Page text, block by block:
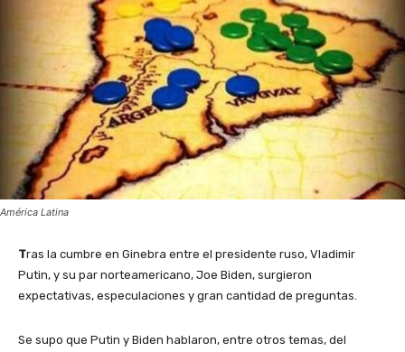
América Latina
Tras la cumbre en Ginebra entre el presidente ruso, Vladimir
Putin, y su par norteamericano, Joe Biden, surgieron
expectativas, especulaciones y gran cantidad de preguntas.
Se supo que Putin y Biden hablaron, entre otros temas, del